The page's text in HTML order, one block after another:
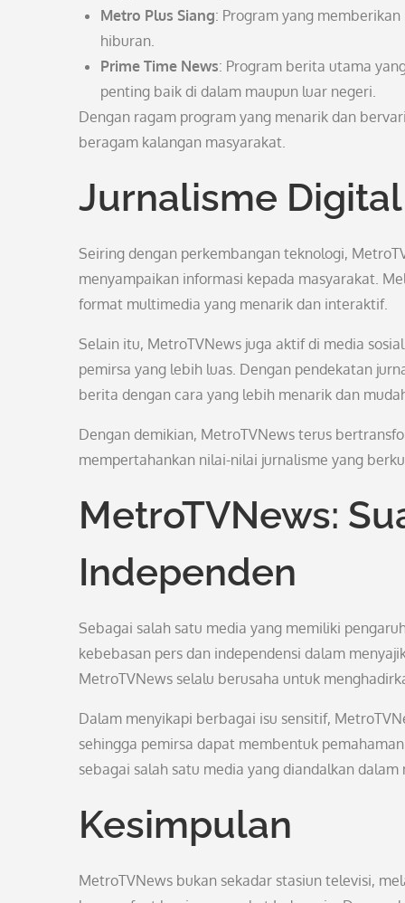
Metro Plus Siang: Program yang
hiburan.
Prime Time News: Program berita utama
penting baik di dalam maupun luar negeri.
Dengan ragam program yang menarik dan
beragam kalangan masyarakat.
Jurnalisme
Seiring dengan perkembangan teknologi,
menyampaikan informasi kepada masyarakat.
format multimedia yang menarik dan interaktif.
Selain itu, MetroTVNews juga aktif di media
pemirsa yang lebih luas. Dengan pendekatan
berita dengan cara yang lebih menarik dan
Dengan demikian, MetroTVNews terus
mempertahankan nilai-nilai jurnalisme yang
MetroTVNews:
Independen
Sebagai salah satu media yang memiliki
kebebasan pers dan independensi dalam
MetroTVNews selalu berusaha untuk
Dalam menyikapi berbagai isu sensitif,
sehingga pemirsa dapat membentuk
sebagai salah satu media yang diandalkan
Kesimpulan
MetroTVNews bukan sekadar stasiun televisi,